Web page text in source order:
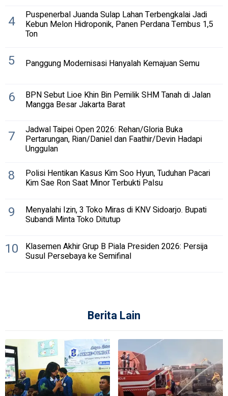
4 Puspenerbal Juanda Sulap Lahan Terbengkalai Jadi
Kebun Melon Hidroponik, Panen Perdana Tembus 1,5
Ton
5 Panggung Modernisasi Hanyalah Kemajuan Semu
6 BPN Sebut Lioe Khin Bin Pemilik SHM Tanah di Jalan
Mangga Besar Jakarta Barat
7 Jadwal Taipei Open 2026: Rehan/Gloria Buka
Pertarungan, Rian/Daniel dan Faathir/Devin Hadapi
Unggulan
8 Polisi Hentikan Kasus Kim Soo Hyun, Tuduhan Pacari
Kim Sae Ron Saat Minor Terbukti Palsu
9 Menyalahi Izin, 3 Toko Miras di KNV Sidoarjo. Bupati
Subandi Minta Toko Ditutup
10 Klasemen Akhir Grup B Piala Presiden 2026: Persija
Susul Persebaya ke Semifinal
Berita Lain